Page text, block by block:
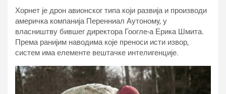
Хорнет је дрон авионског типа који развија и производи
америчка компанија Перенниал Аутономy, у
власништву бившег директора Гоогле-а Ерика Шмита.
Према ранијим наводима које преноси исти извор,
систем има елементе вештачке интелигенције.